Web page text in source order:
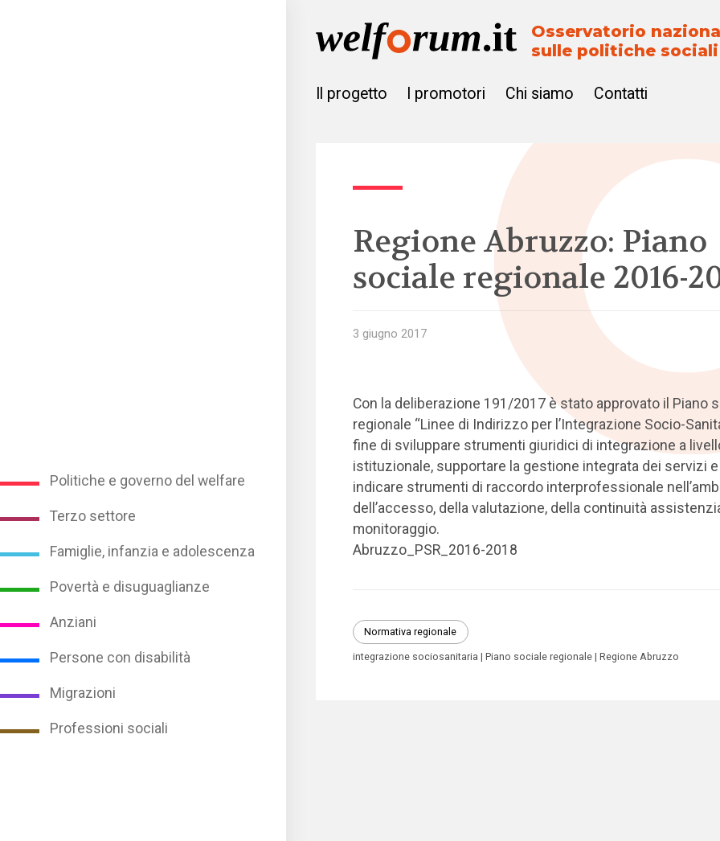
Politiche e governo del welfare
Terzo settore
Famiglie, infanzia e adolescenza
Povertà e disuguaglianze
Anziani
Persone con disabilità
Migrazioni
Professioni sociali
Osservatorio
sulle politiche sociali
Il progetto I promotori Chi siamo Contatti
Regione Abruzzo: Piano
sociale regionale 2016-
3 giugno 2017
Con la deliberazione 191/2017 è stato approvato il Piano
regionale “Linee di Indirizzo per l’Integrazione Socio-
fine di sviluppare strumenti giuridici di integrazione a
istituzionale, supportare la gestione integrata dei servizi e
indicare strumenti di raccordo interprofessionale
dell’accesso, della valutazione, della continuità
monitoraggio.
Abruzzo_PSR_2016-2018
Normativa regionale
integrazione sociosanitaria Piano sociale regionale Regione Abruzzo